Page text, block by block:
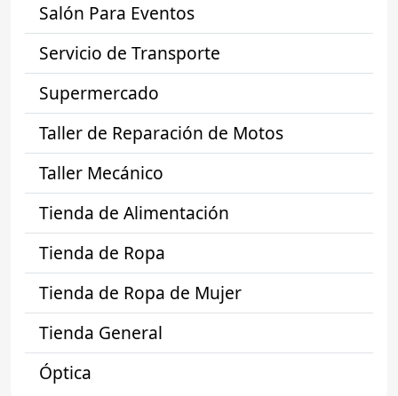
Salón Para Eventos
Servicio de Transporte
Supermercado
Taller de Reparación de Motos
Taller Mecánico
Tienda de Alimentación
Tienda de Ropa
Tienda de Ropa de Mujer
Tienda General
Óptica